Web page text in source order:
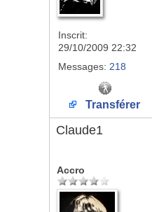
Inscrit:
29/10/2009 22:32
Messages: 218
Transférer
Claude1
Accro